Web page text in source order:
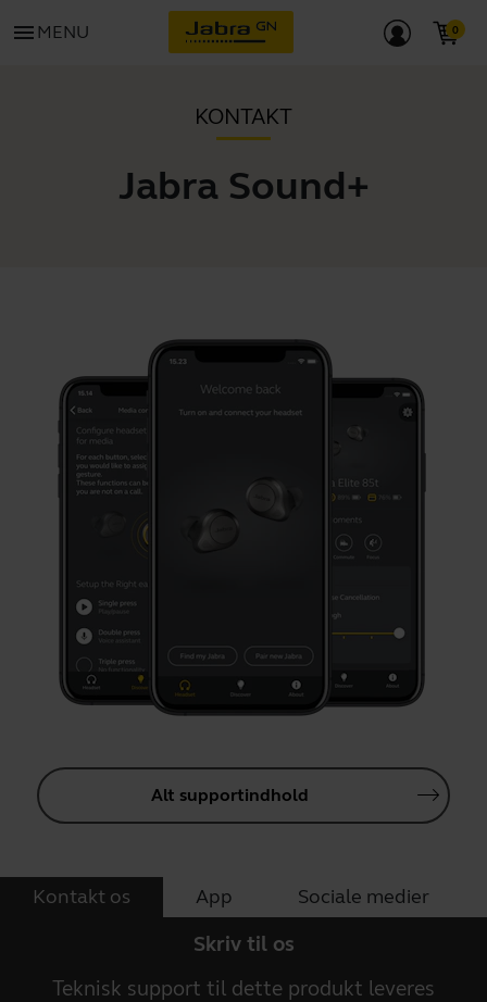
menu MENU
KONTAKT
Jabra Sound+
Alt supportindhold
Kontakt os App Sociale medier
Skriv til os
Teknisk support til dette produkt leveres